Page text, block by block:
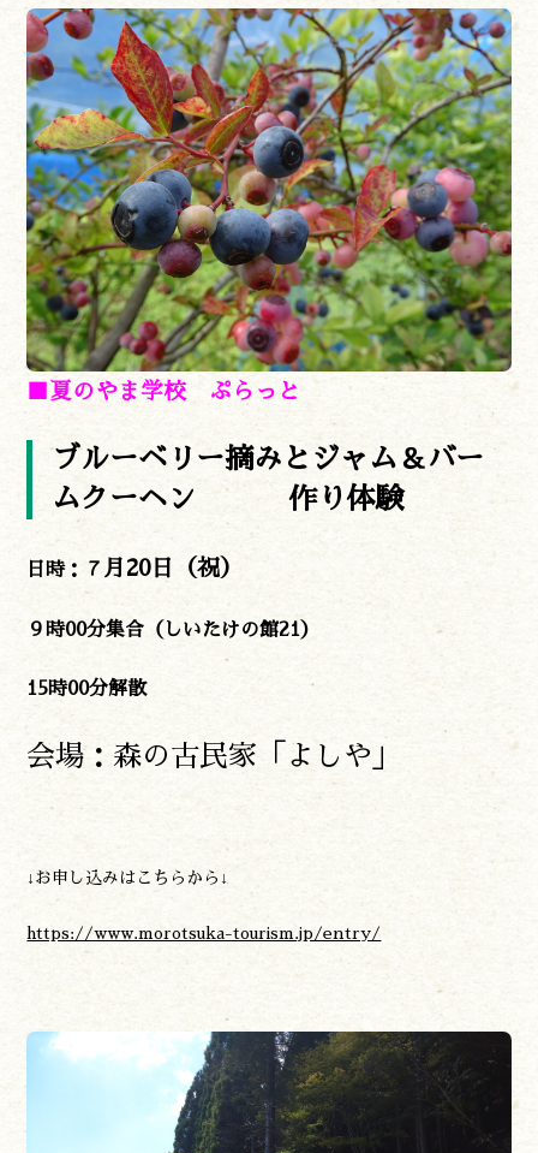
■夏のやま学校 ぷらっと
ブルーベリー摘みとジャム＆バー
ムクーヘン 作り体験
日時：７ 月20日（祝）
９時00分集合（しいたけの館21）
15時00分解散
会場：森の古民家「よしや」
↓お申し込みはこちらから↓
https://www.morotsuka-tourism.jp/entry/